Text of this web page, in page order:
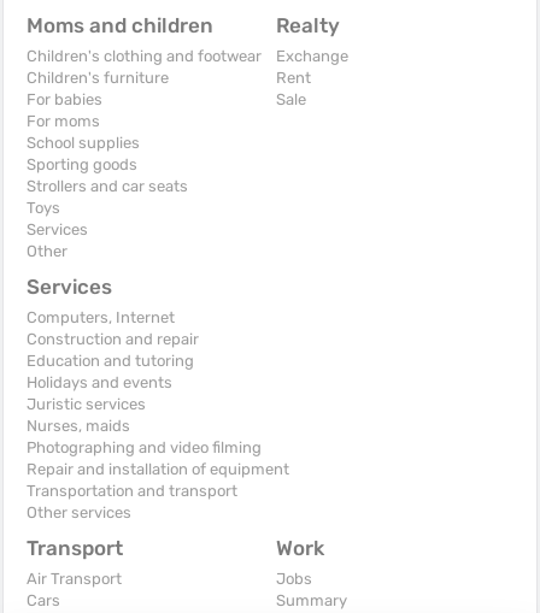
Moms and children
Children's clothing and footwear
Children's furniture
For babies
For moms
School supplies
Sporting goods
Strollers and car seats
Toys
Services
Other
Realty
Exchange
Rent
Sale
Services
Computers, Internet
Construction and repair
Education and tutoring
Holidays and events
Juristic services
Nurses, maids
Photographing and video filming
Repair and installation of equipment
Transportation and transport
Other services
Transport
Air Transport
Cars
Work
Jobs
Summary